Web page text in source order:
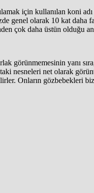
için kullanılan koni
genel olarak 10 kat
çok daha üstün olduğu
yanı
nesneleri net olarak
Onların gözbebekleri